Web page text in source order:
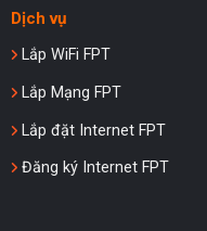
Dịch vụ
Lắp WiFi FPT
Lắp Mạng FPT
Lắp đặt Internet FPT
Đăng ký Internet FPT